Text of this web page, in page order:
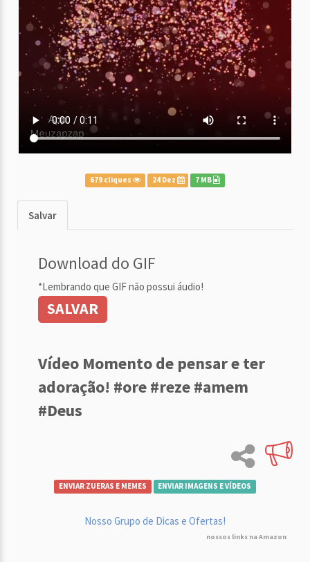
679 cliques 24 Dez 7 MB
Salvar
Download do GIF
*Lembrando que GIF não possui áudio!
SALVAR
Vídeo Momento de pensar e ter
adoração! #ore #reze #amem
#Deus
ENVIAR ZUERAS E MEMES ENVIAR IMAGENS E VÍDEOS
Nosso Grupo de Dicas e Ofertas!
nossos links na Amazon